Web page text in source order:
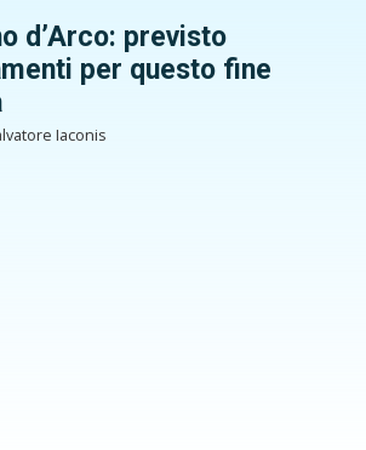
d’Arco: previsto
per questo fine
Iaconis